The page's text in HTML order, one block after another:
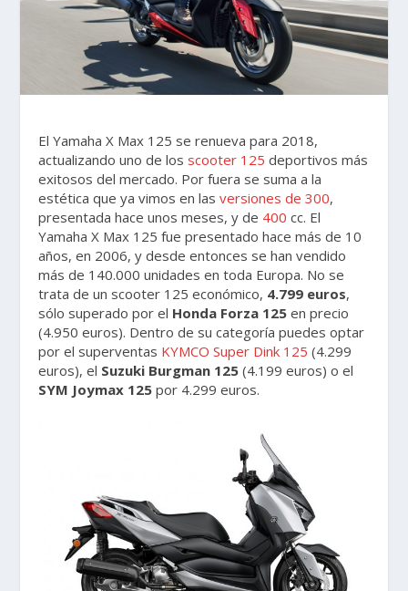
El Yamaha X Max 125 se renueva para 2018,
actualizando uno de losscooter 125 deportivos más
exitosos del mercado. Por fuera se suma a la
estética que ya vimos en lasversiones de 300,
presentada hace unos meses, y de 400 cc. El
Yamaha X Max 125 fue presentado hace más de 10
años, en 2006, y desde entonces se han vendido
más de 140.000 unidades en toda Europa. No se
trata de un scooter 125 económico, 4.799 euros,
sólo superado por el Honda Forza 125 en precio
(4.950 euros). Dentro de su categoría puedes optar
por el superventas KYMCO Super Dink 125 (4.299
euros), el Suzuki Burgman 125 (4.199 euros) o el
SYM Joymax 125 por 4.299 euros.